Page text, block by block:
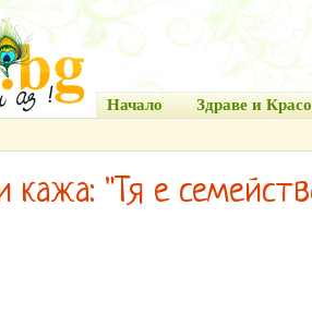
Начало Здраве и
кажа: "Тя е